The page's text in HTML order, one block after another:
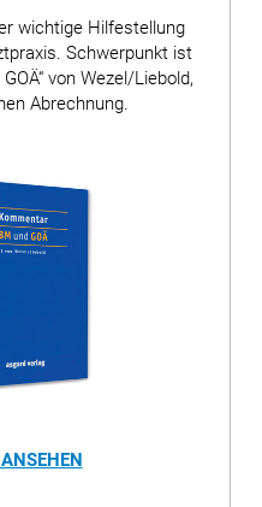
wichtige Hilfestellung
Schwerpunkt ist
von Wezel/Liebold,
Abrechnung.